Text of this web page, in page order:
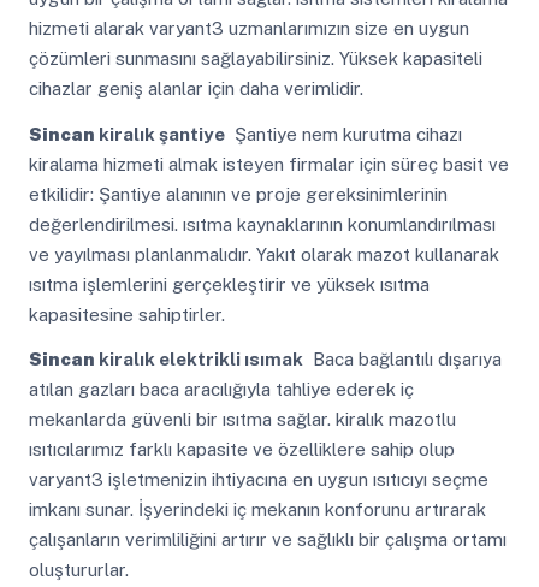
hizmeti alarak varyant3 uzmanlarımızın size en uygun
çözümleri sunmasını sağlayabilirsiniz. Yüksek kapasiteli
cihazlar geniş alanlar için daha verimlidir.
Sincan kiralık şantiyeŞantiye nem kurutma cihazı
kiralama hizmeti almak isteyen firmalar için süreç basit ve
etkilidir: Şantiye alanının ve proje gereksinimlerinin
değerlendirilmesi. ısıtma kaynaklarının konumlandırılması
ve yayılması planlanmalıdır. Yakıt olarak mazot kullanarak
ısıtma işlemlerini gerçekleştirir ve yüksek ısıtma
kapasitesine sahiptirler.
Sincan kiralık elektrikli ısımak Baca bağlantılı dışarıya
atılan gazları baca aracılığıyla tahliye ederek iç
mekanlarda güvenli bir ısıtma sağlar. kiralık mazotlu
ısıtıcılarımız farklı kapasite ve özelliklere sahip olup
varyant3 işletmenizin ihtiyacına en uygun ısıtıcıyı seçme
imkanı sunar. İşyerindeki iç mekanın konforunu artırarak
çalışanların verimliliğini artırır ve sağlıklı bir çalışma ortamı
oluştururlar.